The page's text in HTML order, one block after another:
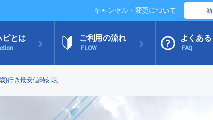
キャンセル・変更について
ピとは ご利用の流れ
FLOW
よくあ
FAQ
)行き最安値時刻表